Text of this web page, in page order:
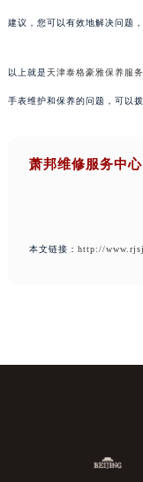
建议，您可以有效地解决问题
以上就是天津泰格豪雅保养服
手表维护和保养的问题，可以
萧邦维修服务中心
本文链接： http://